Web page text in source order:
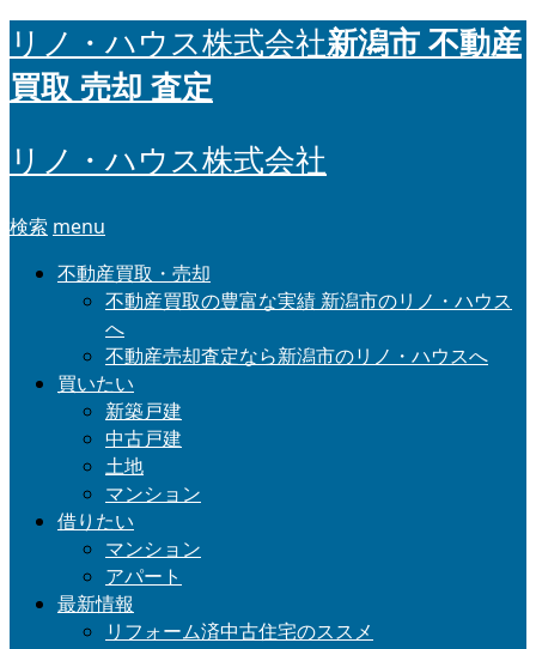
リノ・ハウス株式会社新潟市 不動産
買取 売却 査定
リノ・ハウス株式会社
検索 menu
不動産買取・売却
不動産買取の豊富な実績 新潟市のリノ・ハウス
へ
不動産売却査定なら新潟市のリノ・ハウスへ
買いたい
新築戸建
中古戸建
土地
マンション
借りたい
マンション
アパート
最新情報
リフォーム済中古住宅のススメ